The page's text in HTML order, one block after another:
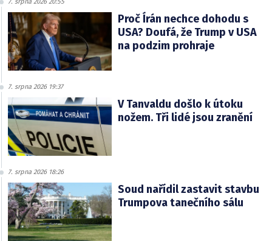
Proč Írán nechce dohodu s
USA? Doufá, že Trump v USA
na podzim prohraje
7. srpna 2026 19:37
V Tanvaldu došlo k útoku
nožem. Tři lidé jsou zranění
7. srpna 2026 18:26
Soud nařídil zastavit stavbu
Trumpova tanečního sálu